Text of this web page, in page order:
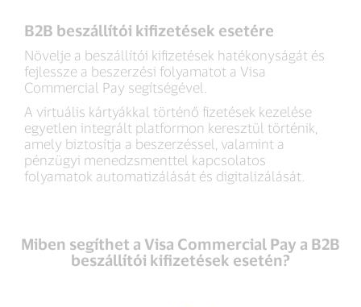
B2B beszállítói kifizetések esetére
Növelje a beszállítói kifizetések hatékonyságát és
fejlessze a beszerzési folyamatot a Visa
Commercial Pay segítségével.
A virtuális kártyákkal történő fizetések kezelése
egyetlen integrált platformon keresztül történik,
amely biztosítja a beszerzéssel, valamint a
pénzügyi menedzsmenttel kapcsolatos
folyamatok automatizálását és digitalizálását.
Miben segíthet a Visa Commercial Pay a B2B
beszállítói kifizetések esetén?